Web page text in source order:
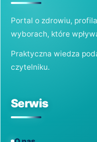
Portal o zdrowiu,
wyborach, które
Praktyczna wiedza
czytelniku.
Serwis